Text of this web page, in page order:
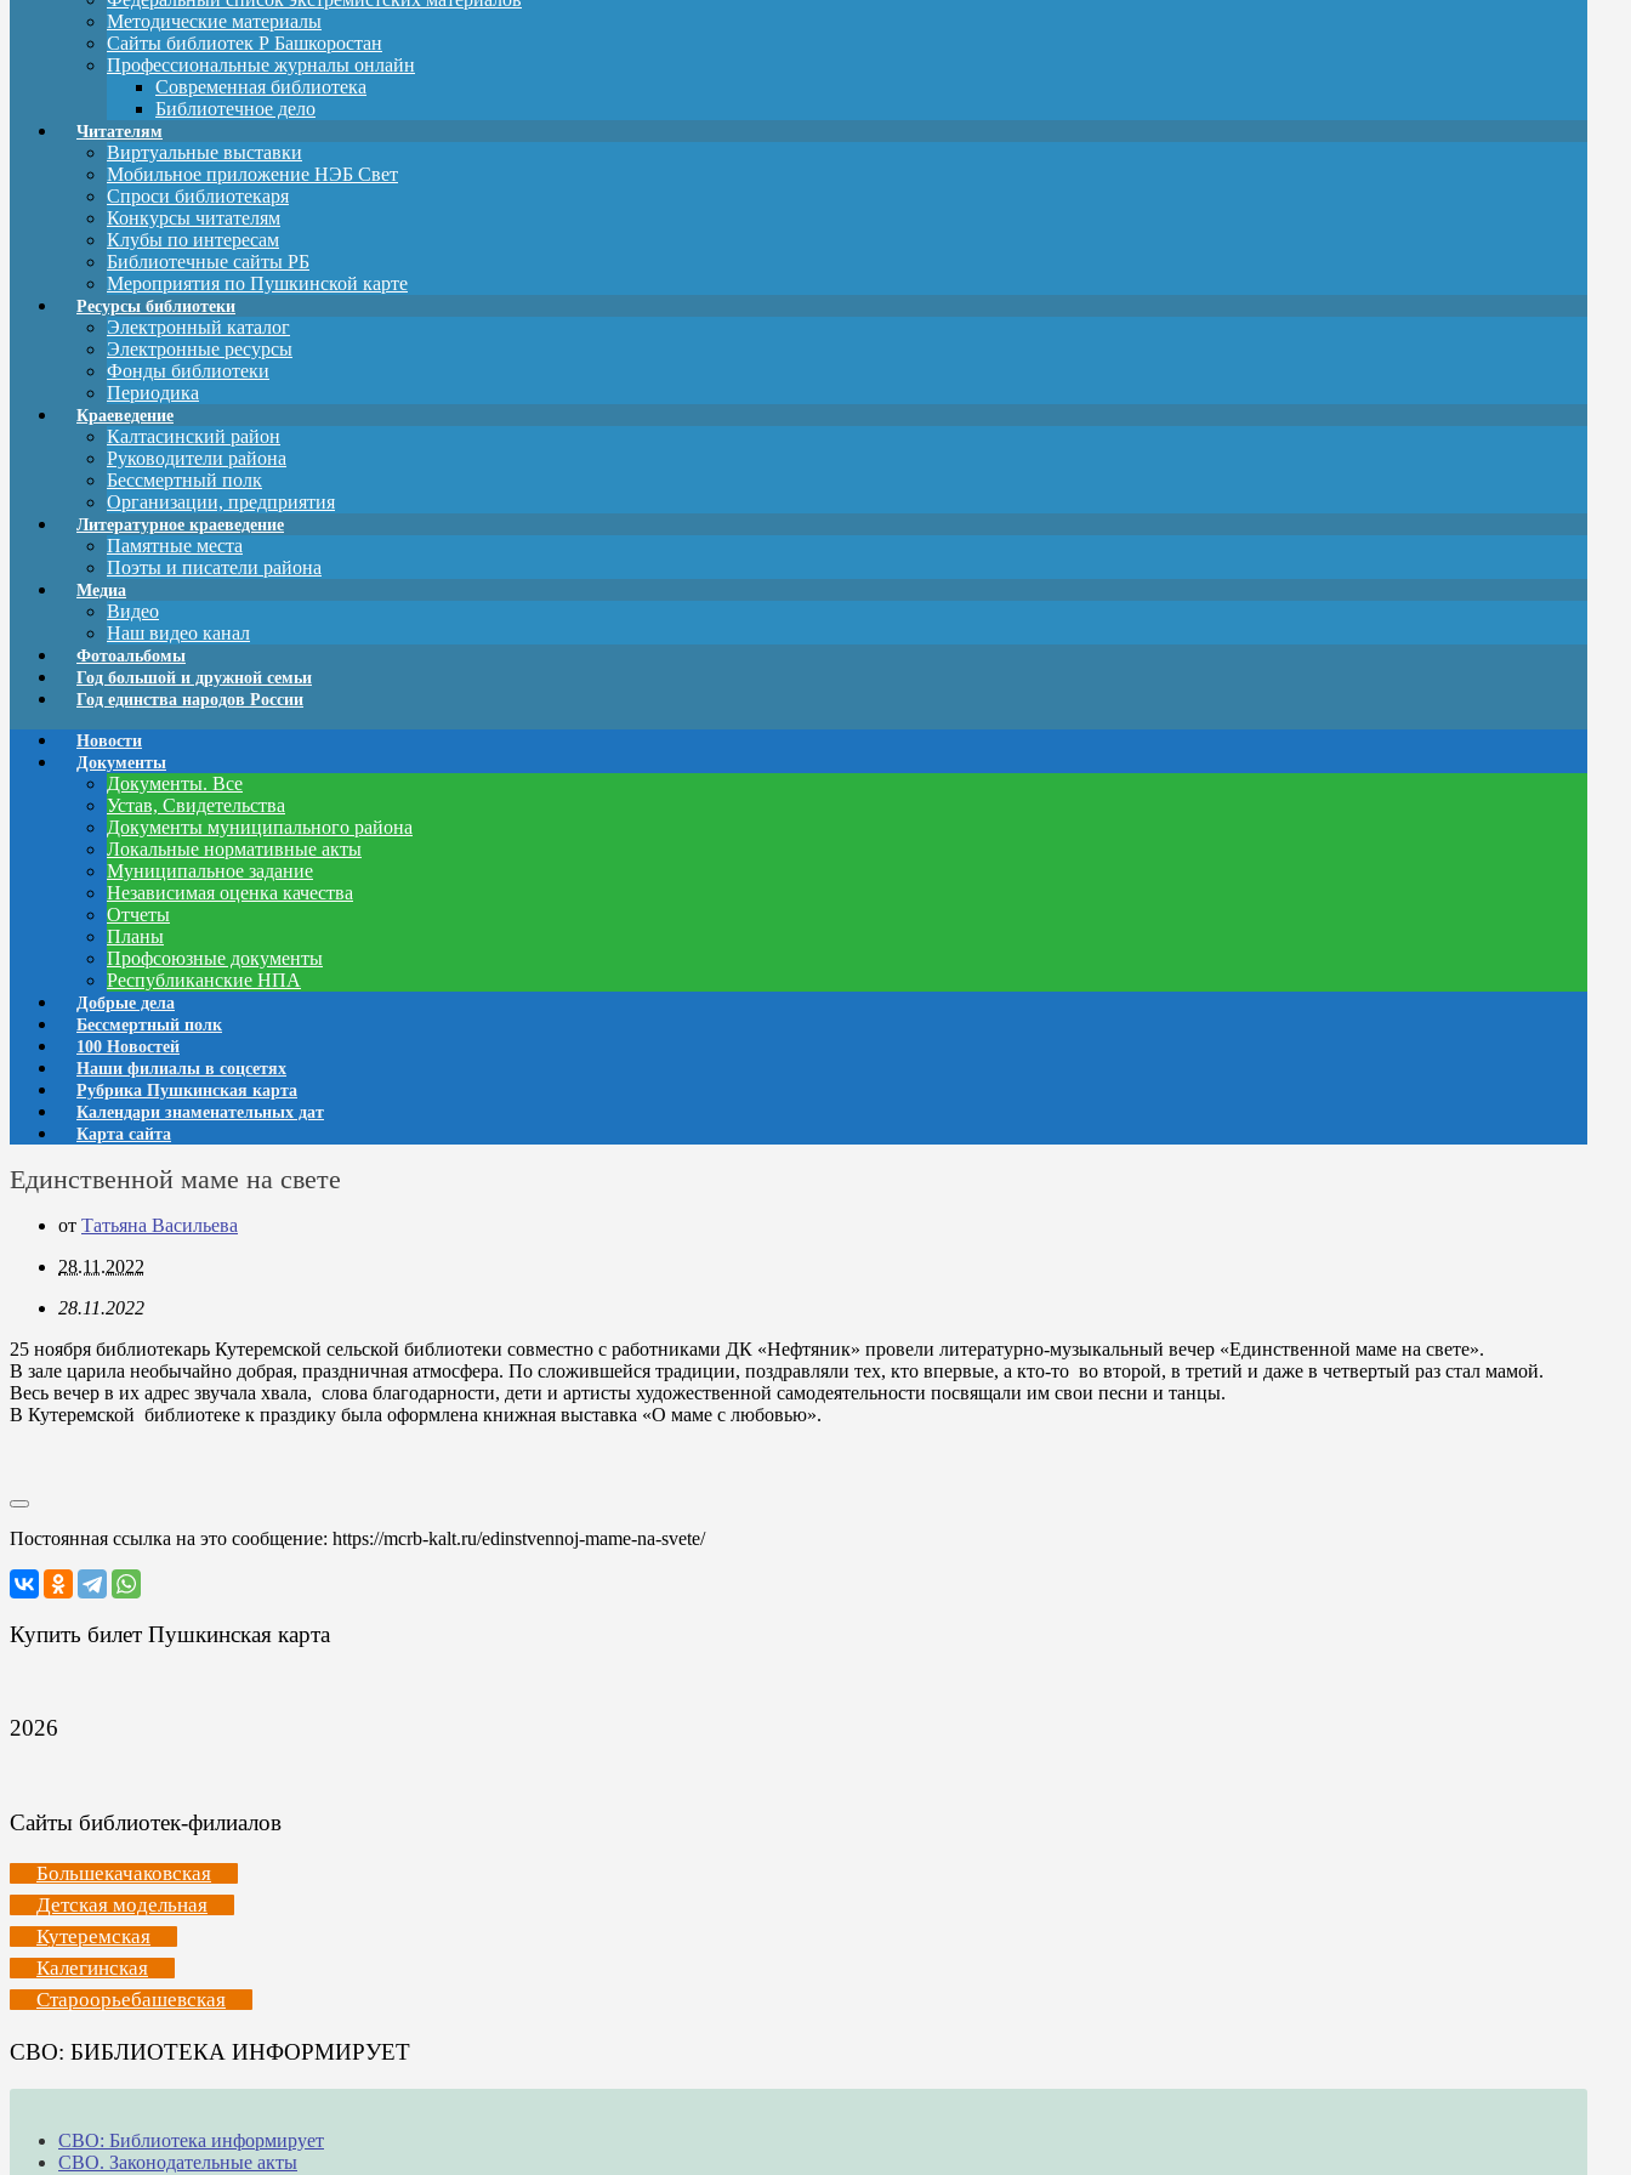
Методические материалы
Сайты библиотек Р Башкоростан
Профессиональные журналы онлайн
Современная библиотека
Библиотечное дело
Читателям
Виртуальные выставки
Мобильное приложение НЭБ Свет
Спроси библиотекаря
Конкурсы читателям
Клубы по интересам
Библиотечные сайты РБ
Мероприятия по Пушкинской карте
Ресурсы библиотеки
Электронный каталог
Электронные ресурсы
Фонды библиотеки
Периодика
Краеведение
Калтасинский район
Руководители района
Бессмертный полк
Организации, предприятия
Литературное краеведение
Памятные места
Поэты и писатели района
Медиа
Видео
Наш видео канал
Фотоальбомы
Год большой и дружной семьи
Год единства народов России
Новости
Документы
Документы. Все
Устав, Свидетельства
Документы муниципального района
Локальные нормативные акты
Муниципальное задание
Независимая оценка качества
Отчеты
Планы
Профсоюзные документы
Республиканские НПА
Добрые дела
Бессмертный полк
100 Новостей
Наши филиалы в соцсетях
Рубрика Пушкинская карта
Календари знаменательных дат
Карта сайта
Единственной маме на свете
от Татьяна Васильева
28.11.2022
28.11.2022
25 ноября библиотекарь Кутеремской сельской библиотеки совместно с работниками ДК «Нефтяник» провели литературно-музыкальный вечер «Единственной маме на свете».
В зале царила необычайно добрая, праздничная атмосфера. По сложившейся традиции, поздравляли тех, кто впервые, а кто-то во второй, в третий и даже в четвертый раз стал мамой.
Весь вечер в их адрес звучала хвала, слова благодарности, дети и артисты художественной самодеятельности посвящали им свои песни и танцы.
В Кутеремской библиотеке к праздику была оформлена книжная выставка «О маме с любовью».
Постоянная ссылка на это сообщение: https://mcrb-kalt.ru/edinstvennoj-mame-na-svete/
Купить билет Пушкинская карта
2026
Сайты библиотек-филиалов
Большекачаковская
Детская модельная
Кутеремская
Калегинская
Староорьебашевская
СВО: БИБЛИОТЕКА ИНФОРМИРУЕТ
СВО: Библиотека информирует
СВО. Законодательные акты